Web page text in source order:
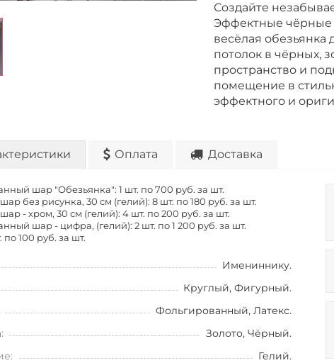
Создайте
Эффектные чёрные
весёлая
потолок в чёрных,
пространство и
помещение в
эффектного и
Оплата Доставка
шар "Обезьянка": 1 шт. по 700 руб. за шт.
без рисунка, 30 см (гелий): 8 шт. по180 руб. за шт.
- хром, 30 см (гелий): 4 шт. по 200 руб. за шт.
шар - цифра, (гелий): 2 шт. по 1 200 руб. за шт.
по 100 руб. за шт.
Имениннику.
Круглый, Фигурный.
Фольгированный, Латекс.
Золото, Чёрный.
Гелий.